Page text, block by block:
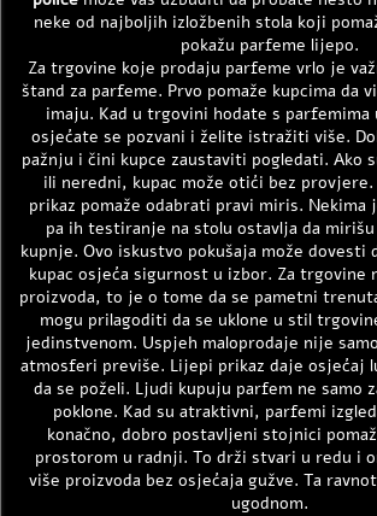
neke od najboljih izložbenih stola koji
pokažu parfeme lijepo.
Za trgovine koje prodaju parfeme vrlo je
štand za parfeme. Prvo pomaže kupcima da
imaju. Kad u trgovini hodate s parfemima
osjećate se pozvani i želite istražiti više.
pažnju i čini kupce zaustaviti pogledati. Ako
ili neredni, kupac može otići bez
prikaz pomaže odabrati pravi miris. Nekima
pa ih testiranje na stolu ostavlja da
kupnje. Ovo iskustvo pokušaja može dovesti
kupac osjeća sigurnost u izbor. Za trgovine
proizvoda, to je o tome da se pametni
mogu prilagoditi da se uklone u stil
jedinstvenom. Uspjeh maloprodaje nije
atmosferi previše. Lijepi prikaz daje osjećaj
da se poželi. Ljudi kupuju parfem ne samo
poklone. Kad su atraktivni, parfemi
konačno, dobro postavljeni stojnici
prostorom u radnji. To drži stvari u redu i
više proizvoda bez osjećaja gužve. Ta
ugodnom.